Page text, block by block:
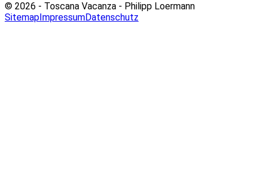
© 2026 - Toscana Vacanza - Philipp Loermann
SitemapImpressumDatenschutz